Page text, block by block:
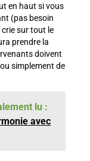
en haut si vous
(pas besoin
sur tout le
prendre la
doivent
simplement de
lu :
avec